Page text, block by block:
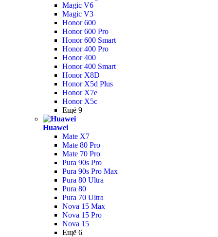
Magic V6
Magic V3
Honor 600
Honor 600 Pro
Honor 600 Smart
Honor 400 Pro
Honor 400
Honor 400 Smart
Honor X8D
Honor X5d Plus
Honor X7e
Honor X5c
Ещё 9
Huawei
Mate X7
Mate 80 Pro
Mate 70 Pro
Pura 90s Pro
Pura 90s Pro Max
Pura 80 Ultra
Pura 80
Pura 70 Ultra
Nova 15 Max
Nova 15 Pro
Nova 15
Ещё 6